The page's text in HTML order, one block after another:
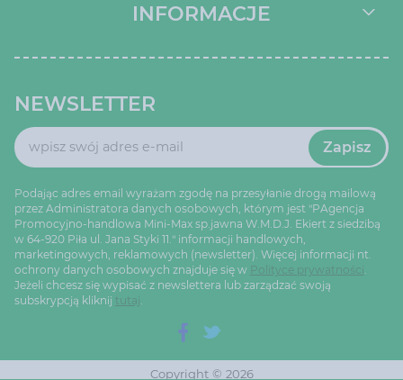
INFORMACJE
NEWSLETTER
Zapisz
Podając adres email wyrażam zgodę na przesyłanie drogą mailową
przez Administratora danych osobowych, którym jest "PAgencja
Promocyjno-handlowa Mini-Max sp.jawna W.M.D.J. Ekiert z siedzibą
w 64-920 Piła ul. Jana Styki 11." informacji handlowych,
marketingowych, reklamowych (newsletter). Więcej informacji nt.
ochrony danych osobowych znajduje się w Polityce prywatności.
Jeżeli chcesz się wypisać z newslettera lub zarządzać swoją
subskrypcją kliknij tutaj.
Copyright © 2026